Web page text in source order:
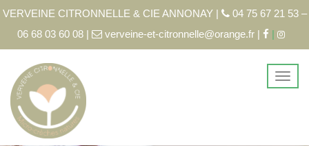
VERVEINE CITRONNELLE & CIE ANNONAY |
04 75 67 21 53 –
06 68 03 60 08 |
verveine-et-citronnelle@orange.fr | |